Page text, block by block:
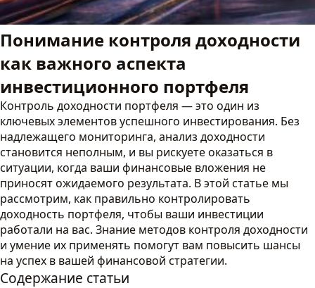
Понимание контроля доходности
как важного аспекта
инвестиционного портфеля
Контроль доходности портфеля — это один из
ключевых элементов успешного инвестирования. Без
надлежащего мониторинга, анализ доходности
становится неполным, и вы рискуете оказаться в
ситуации, когда ваши финансовые вложения не
приносят ожидаемого результата. В этой статье мы
рассмотрим, как правильно контролировать
доходность портфеля, чтобы ваши инвестиции
работали на вас. Знание методов контроля доходности
и умение их применять помогут вам повысить шансы
на успех в вашей финансовой стратегии.
Содержание статьи